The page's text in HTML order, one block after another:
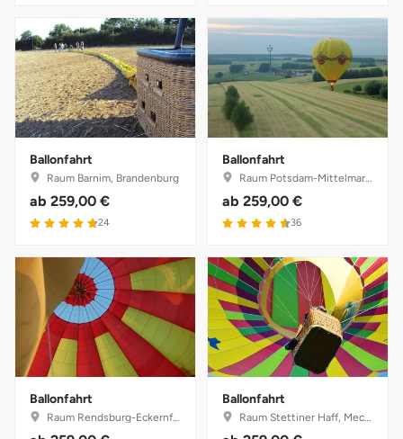
Ballonfahrt
Raum Barnim, Brandenburg
ab 259,00 €
4.8 von 5
24
Ballonfahrt
Raum Potsdam-Mittelmark, Brandenburg
ab 259,00 €
4.6 von 5
36
Ballonfahrt
Raum Rendsburg-Eckernförde, Schleswig-Holstein
Ballonfahrt
Raum Stettiner Haff, Mecklenburg-Vorpommern